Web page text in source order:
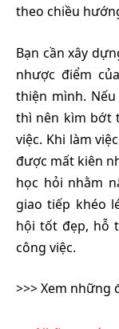
theo chiều
Bạn cần xây
nhược điểm
thiện mình.
thì nên kìm bớt
việc. Khi làm
được mất kiên
học hỏi nhằm
giao tiếp khéo
hội tốt đẹp, hỗ
công việc.
>>> Xem những